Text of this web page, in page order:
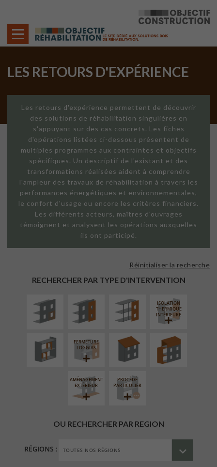
LES RETOURS D'EXPÉRIENCE
Les retours d'expérience permettent de découvrir
des solutions de réhabilitation singulières en
s'appuyant sur des cas concrets. Les fiches
d'opérations listées ci-dessous présentent de
multiples programmes aux contraintes et objectifs
spécifiques. Un descriptif de l'existant et des
transformations réalisées aident à comprendre
l'ampleur des travaux de réhabilitation à travers les
performances énergétiques et environnementales,
le confort d'usage ou encore les critères financiers.
Les différents acteurs, maîtres d'ouvrages
témoignent et analysent les opérations auxquelles
ils ont participé.
RECHERCHER PAR TYPE D'INTERVENTION
Réinitialiser la recherche
EXTÉRIEURE
FAÇADE SUR
LINÉAIRE
ISOLATION
THERMIQUE
INTÉRIEURE
RÉAMÉNAGEMENT
INTÉRIEUR
FERMETURE
LOGGIAS
RÉFECTION DES
TOITURES
SURÉLÉVATION
EXTENSION
AMÉNAGEMENT
EXTÉRIEUR
PROCÉDÉ
PARTICULIER
OU RECHERCHER PAR REGION
RÉGIONS :